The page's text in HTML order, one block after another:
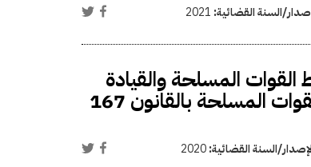
السنة القضائية: 2021
المسلحة والقيادة
والسيطرة وشئون الدفاع عن الدولة والمجلس الأعلى للقوات المسلحة بالقانون 167
السنة القضائية:2020